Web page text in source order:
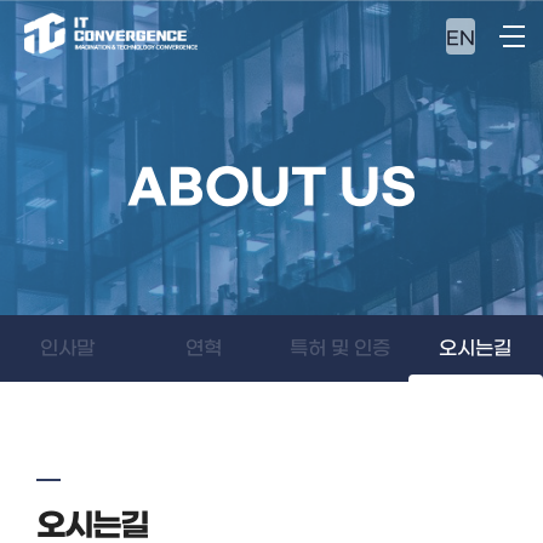
EN
ABOUT US
인사말 연혁 특허 및 인증 오시는길
오시는길